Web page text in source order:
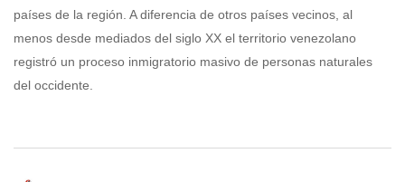
países de la región. A diferencia de otros países vecinos, al
menos desde mediados del siglo XX el territorio venezolano
registró un proceso inmigratorio masivo de personas naturales
del occidente.